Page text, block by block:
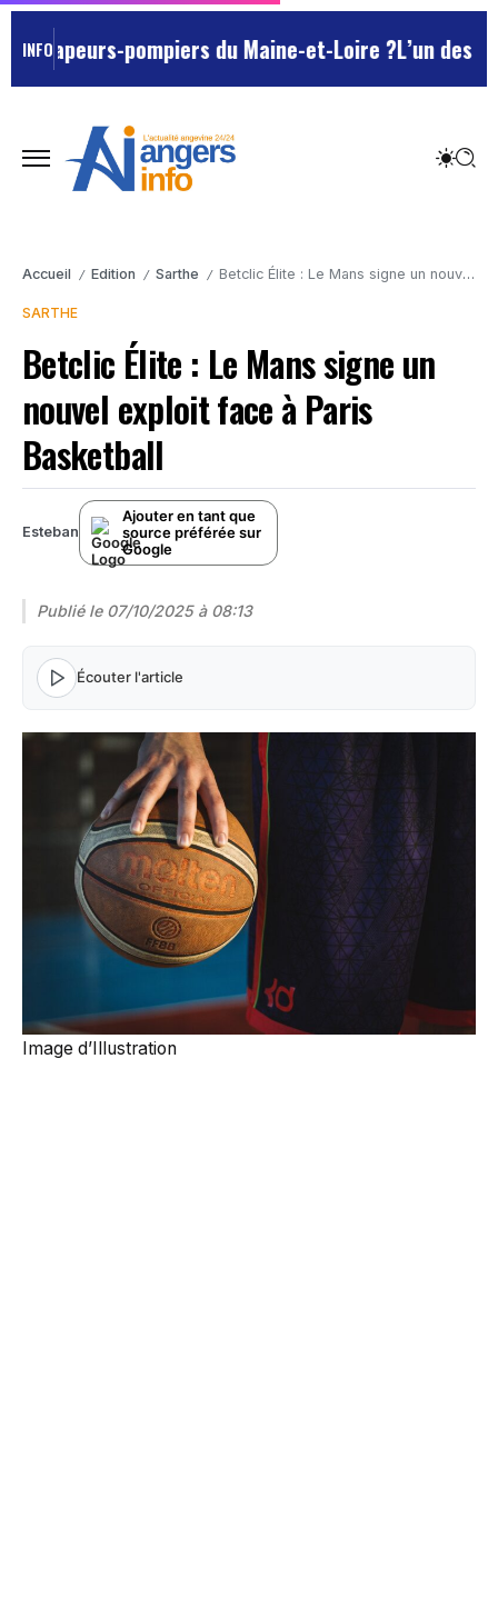
INFO pompiers du Maine-et-Loire ?L’un des
Accueil / Edition / Sarthe / Betclic Élite : Le Mans signe un nouvel exploit face à Paris Basketball
SARTHE
Betclic Élite : Le Mans signe un
nouvel exploit face à Paris
Basketball
Esteban
Ajouter en tant que
source préférée sur
Google
Publié le 07/10/2025 à 08:13
Écouter l'article
Image d’Illustration